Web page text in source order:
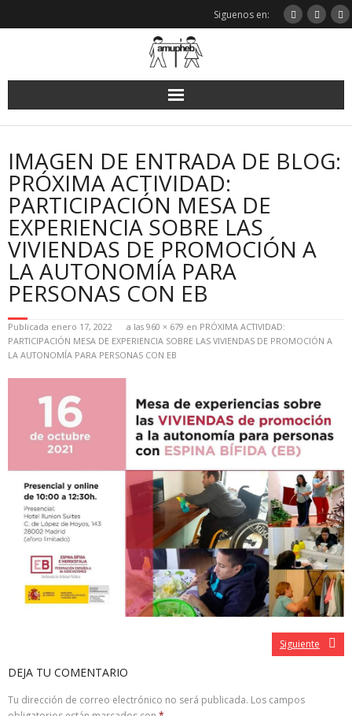
Siguenos en:
IMAGEN DE ENTRADA DE BLOG:
PRÓXIMA ACTIVIDAD:
PARTICIPACIÓN MESA DE
EXPERIENCIA SOBRE LAS
VIVIENDAS DE PROMOCIÓN A
LA AUTONOMÍA PARA
PERSONAS CON EB
Publicada enero 17, 2022 a las 960 × 679 en PRÓXIMA ACTIVIDAD:
PARTICIPACIÓN MESA DE EXPERIENCIA SOBRE LAS VIVIENDAS DE PROMOCIÓN A
LA AUTONOMÍA PARA PERSONAS CON EB
Siguiente
DEJA TU COMENTARIO
Tu dirección de correo electrónico no será publicada. Los campos